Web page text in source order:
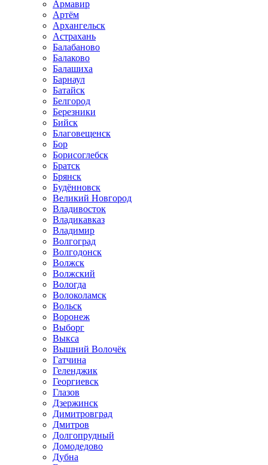
Армавир
Артём
Архангельск
Астрахань
Балабаново
Балаково
Балашиха
Барнаул
Батайск
Белгород
Березники
Бийск
Благовещенск
Бор
Борисоглебск
Братск
Брянск
Будённовск
Великий Новгород
Владивосток
Владикавказ
Владимир
Волгоград
Волгодонск
Волжск
Волжский
Вологда
Волоколамск
Вольск
Воронеж
Выборг
Выкса
Вышний Волочёк
Гатчина
Геленджик
Георгиевск
Глазов
Дзержинск
Димитровград
Дмитров
Долгопрудный
Домодедово
Дубна